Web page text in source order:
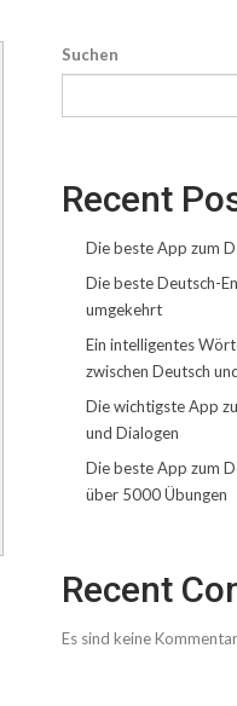
Suchen
Recent
Die beste App zum
Die beste Deutsch-
umgekehrt
Ein intelligentes
zwischen Deutsch
Die wichtigste App
und Dialogen
Die beste App zum
über 5000 Übungen
Recent
Es sind keine